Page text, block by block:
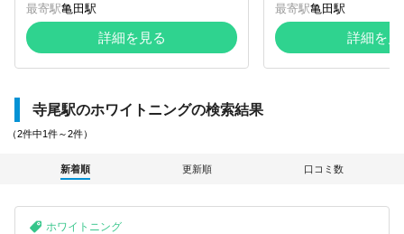
最寄駅亀田駅
詳細を見る
最寄駅亀田駅
詳細を見
寺尾駅のホワイトニングの検索結果
（2件中1件～2件）
新着順 更新順 口コミ数
ホワイトニング